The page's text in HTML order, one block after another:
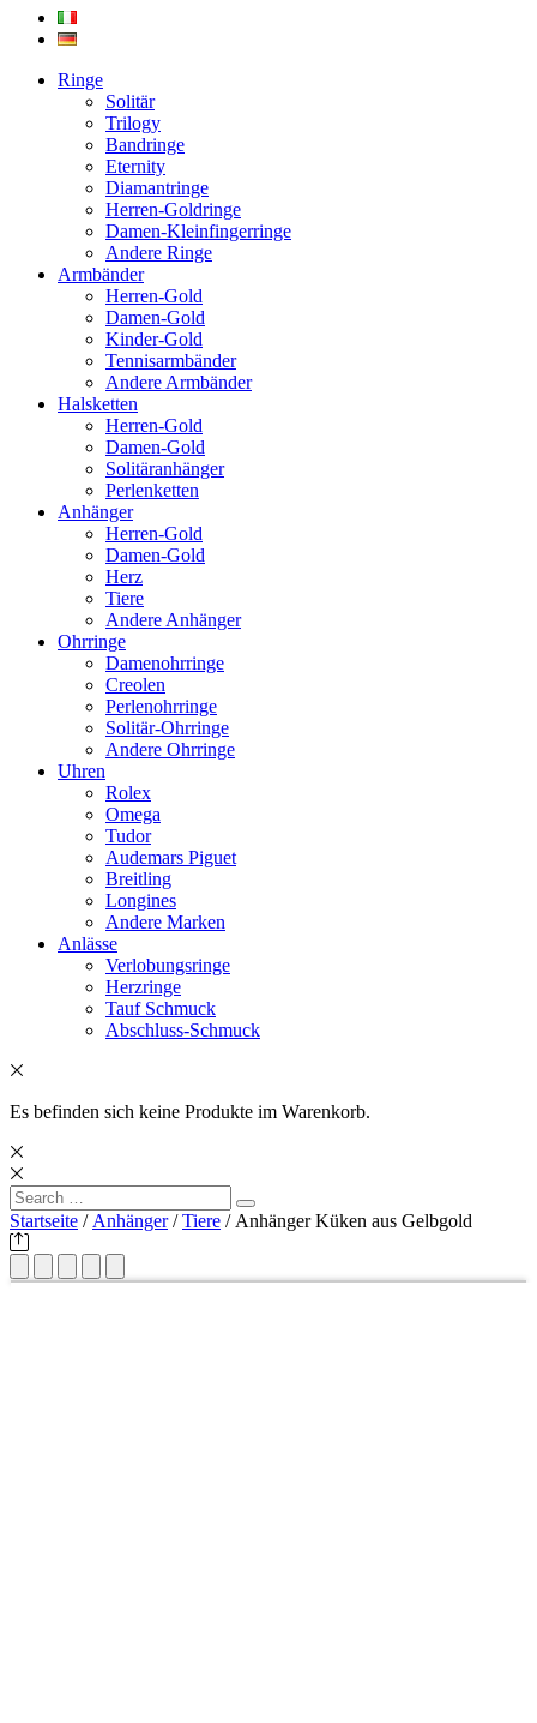
Ringe
Solitär
Trilogy
Bandringe
Eternity
Diamantringe
Herren-Goldringe
Damen-Kleinfingerringe
Andere Ringe
Armbänder
Herren-Gold
Damen-Gold
Kinder-Gold
Tennisarmbänder
Andere Armbänder
Halsketten
Herren-Gold
Damen-Gold
Solitäranhänger
Perlenketten
Anhänger
Herren-Gold
Damen-Gold
Herz
Tiere
Andere Anhänger
Ohrringe
Damenohrringe
Creolen
Perlenohrringe
Solitär-Ohrringe
Andere Ohrringe
Uhren
Rolex
Omega
Tudor
Audemars Piguet
Breitling
Longines
Andere Marken
Anlässe
Verlobungsringe
Herzringe
Tauf Schmuck
Abschluss-Schmuck
Es befinden sich keine Produkte im Warenkorb.
Search
for:
Search
Startseite / Anhänger/Tiere / Anhänger Küken aus Gelbgold